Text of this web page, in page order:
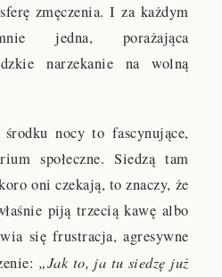
zmęczenia. I za każdym
jedna, porażająca
narzekanie na wolną
nocy to fascynujące,
społeczne. Siedzą tam
oni czekają, to znaczy, że
piją trzecią kawę albo
się frustracja, agresywne
„Jak to, ja tu siedzę już